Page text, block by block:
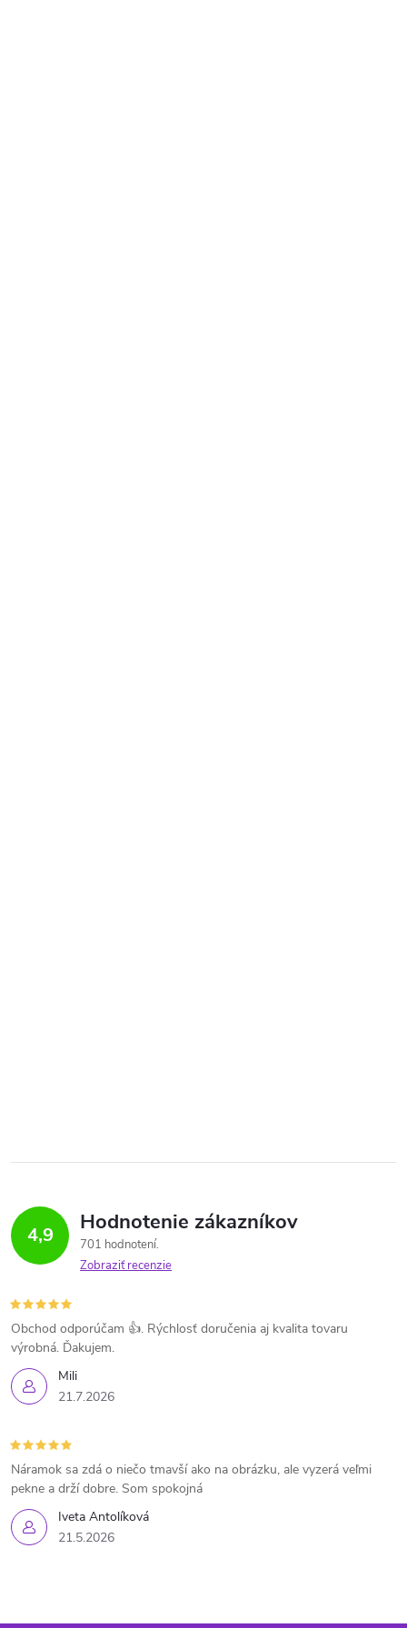
4,9 Hodnotenie zákazníkov
701 hodnotení
Zobraziť recenzie
Mili
21.7.2026
Obchod odporúčam 👍. Rýchlosť doručenia aj kvalita tovaru
výrobná. Ďakujem.
Iveta Antolíková
21.5.2026
Náramok sa zdá o niečo tmavší ako na obrázku, ale vyzerá veľmi
pekne a drží dobre. Som spokojná